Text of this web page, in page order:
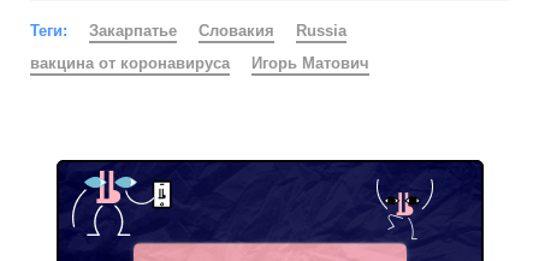
Теги: Закарпатье Словакия
Russia
вакцина от коронавируса
Игорь Матович